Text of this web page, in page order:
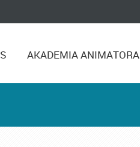
AKADEMIA ANIMATORA